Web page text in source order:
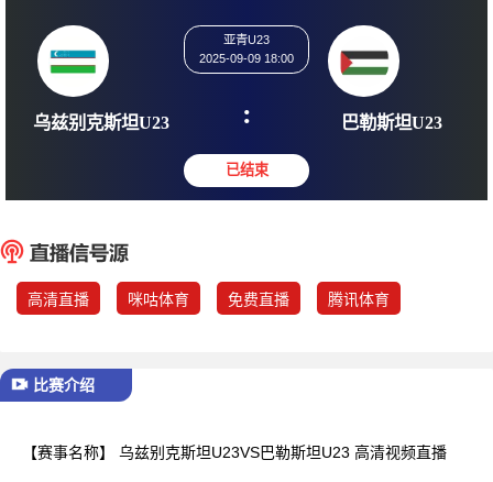
乌兹别克斯坦U23
2025-09-09 18:00
: 巴勒斯
高清直播 咪咕体育 免费直播 腾讯体育
比赛介绍
【赛事名称】 乌兹别克斯坦U23VS巴勒斯坦U23 高清视频直播